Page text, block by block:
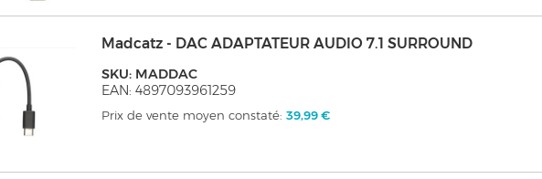
Madcatz - DAC ADAPTATEUR AUDIO 7.1 SURROUND
SKU: MADDAC
EAN: 4897093961259
Prix de vente moyen constaté:39,99 €